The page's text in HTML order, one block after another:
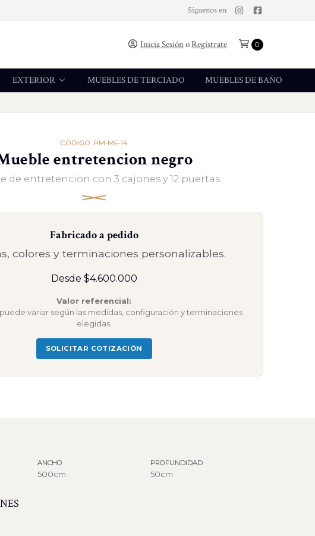
Síguenos en
Inicia SesiónoRegístrate 0
EXTERIOR MUEBLES DE TERCIADO MUEBLES DE BAÑO
CÓDIGO: PM-ME-14
entretencion negro
de entretencion con 3 cajones y 12 puertas
Fabricado a pedido
colores y terminaciones personalizables.
Desde $4.600.000
Valor referencial:
variar según las medidas, configuración y terminaciones
elegidas.
SOLICITAR COTIZACIÓN
ANCHO
500cm
PROFUNDIDAD
50cm